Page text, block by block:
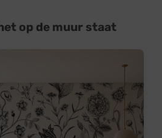
op de muur staat